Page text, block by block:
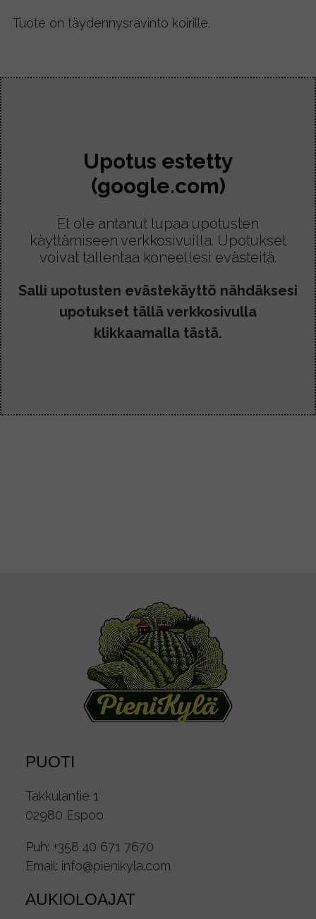
Tuote on täydennysravinto koirille.
Upotus estetty
(google.com)
Et ole antanut lupaa upotusten
käyttämiseen verkkosivuilla. Upotukset
voivat tallentaa koneellesi evästeitä.
Salli upotusten evästekäyttö nähdäksesi
upotukset tällä verkkosivulla
klikkaamalla tästä.
PUOTI
Takkulantie 1
02980 Espoo
Puh: +358 40 671 7670
Email: info@pienikyla.com
AUKIOLOAJAT